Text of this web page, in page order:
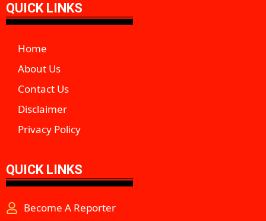
QUICK LINKS
Home
About Us
Contact Us
Disclaimer
Privacy Policy
QUICK LINKS
Become A Reporter